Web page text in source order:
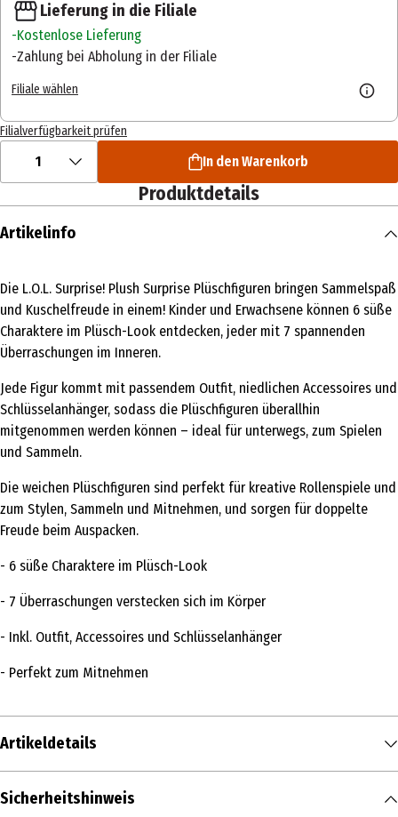
Lieferung in die Filiale
Kostenlose Lieferung
Zahlung bei Abholung in der Filiale
Filiale wählen
Filialverfügbarkeit prüfen
1 In den Warenkorb
Produktdetails
Artikelinfo
Die L.O.L. Surprise! Plush Surprise Plüschfiguren bringen Sammelspaß
und Kuschelfreude in einem! Kinder und Erwachsene können 6 süße
Charaktere im Plüsch-Look entdecken, jeder mit 7 spannenden
Überraschungen im Inneren.
Jede Figur kommt mit passendem Outfit, niedlichen Accessoires und
Schlüsselanhänger, sodass die Plüschfiguren überallhin
mitgenommen werden können – ideal für unterwegs, zum Spielen
und Sammeln.
Die weichen Plüschfiguren sind perfekt für kreative Rollenspiele und
zum Stylen, Sammeln und Mitnehmen, und sorgen für doppelte
Freude beim Auspacken.
- 6 süße Charaktere im Plüsch-Look
- 7 Überraschungen verstecken sich im Körper
- Inkl. Outfit, Accessoires und Schlüsselanhänger
- Perfekt zum Mitnehmen
Artikeldetails
Inhalt
Sicherheitshinweis